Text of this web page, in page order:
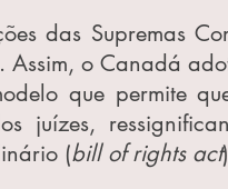
das Supremas
Assim, o Canadá
que permite
juízes,
(bill of rights act